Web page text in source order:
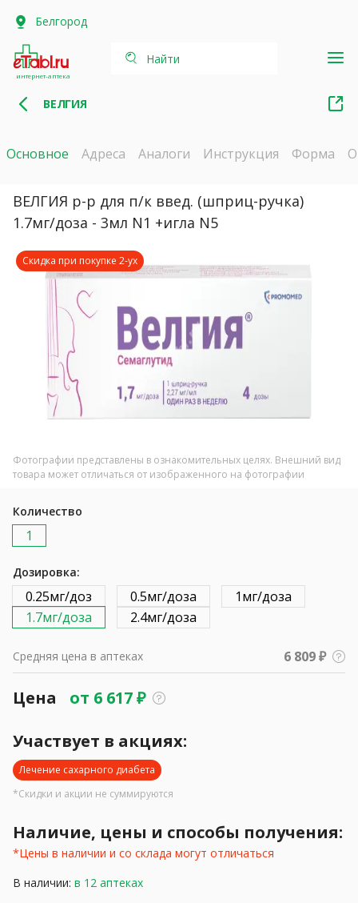
Белгород
интернет-аптека
Найти
ВЕЛГИЯ
Основное Адреса Аналоги Инструкция Форма
ВЕЛГИЯ р-р для п/к введ. (шприц-ручка)
1.7мг/доза - 3мл N1 +игла N5
Скидка при покупке 2-ух
Фотографии представлены в ознакомительных целях. Внешний вид
товара может отличаться от изображенного на фотографии
Количество
1
Дозировка:
0.25мг/доз 0.5мг/доза
1мг/доза
1.7мг/доза
2.4мг/доза
Средняя цена в аптеках 6 809 ₽
Цена от 6 617₽
Участвует в акциях:
Лечение сахарного диабета
*Скидки и акции не суммируются
Наличие, цены и способы получения:
*Цены в наличии и со склада могут отличаться
В наличии: в 12 аптеках